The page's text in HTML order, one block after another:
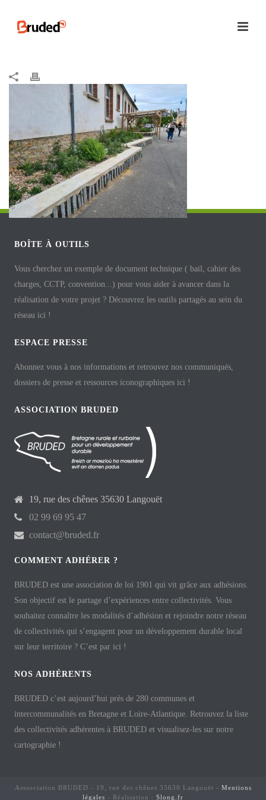
BOÎTE À OUTILS
Vous cherchez un exemple de document technique ( bail, cahier des
charges, CCTP, convention...) pour vous aider à avancer dans la
réalisation de votre projet ? Découvrez les outils partagés au sein du
réseau ici !
ESPACE PRESSE
Abonnez vous à nos informations et retrouvez nos communiqués,
dossiers de presse et ressources iconographiques ici !
ASSOCIATION BRUDED
19, rue des chênes 35630 Langouët
02 99 69 95 47
contact@bruded.fr
COMMENT ADHÉRER ?
BRUDED est une association de loi 1901 qui vit grâce aux adhésions.
Son objectif est le partage d’expériences entre collectivités. Vous
souhaitez connaître les modalités d’adhésion et rejoindre notre réseau
de collectivités qui s’engagent pour un développement durable local
sur leur territoire ? C’est par ici !
NOS ADHÉRENTS
BRUDED c’est aujourd’hui près de 280 communes et
intercommunalités en Bretagne et Loire-Atlantique. Retrouvez la liste
des collectivités adhérentes à BRUDED et visualisez-les sur notre
cartographie !
Asssociation BRUDED - 19, rue des chênes 35630 Langouët - Mentions
légales - Réalisation : Slong.fr